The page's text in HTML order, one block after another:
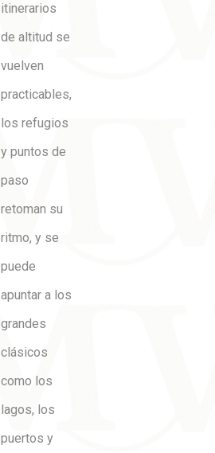
itinerarios
de altitud se
vuelven
practicables,
los refugios
y puntos de
paso
retoman su
ritmo, y se
puede
apuntar a los
grandes
clásicos
como los
lagos, los
puertos y